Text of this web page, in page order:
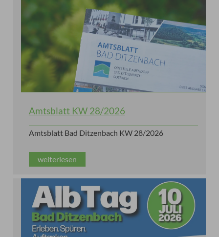
Amtsblatt KW 28/2026
Amtsblatt Bad Ditzenbach KW 28/2026
weiterlesen